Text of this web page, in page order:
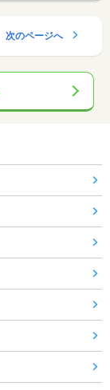
次のページへ